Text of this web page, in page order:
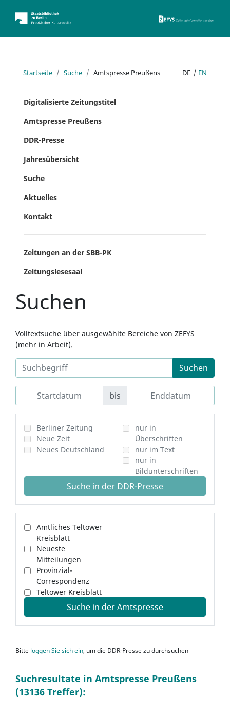
Startseite Suche Amtspresse Preußens DE | EN
Digitalisierte Zeitungstitel
Amtspresse Preußens
DDR-Presse
Jahresübersicht
Suche
Aktuelles
Kontakt
Zeitungen an der SBB-PK
Zeitungslesesaal
Suchen
Volltextsuche über ausgewählte Bereiche von ZEFYS
(mehr in Arbeit).
Suchen
bis
Berliner Zeitung
Neue Zeit
Neues Deutschland
nur in
Überschriften
nur im Text
nur in
Bildunterschriften
Suche in der DDR-Presse
Amtliches Teltower
Kreisblatt
Neueste
Mitteilungen
Provinzial-
Correspondenz
Teltower Kreisblatt
Suche in der Amtspresse
Bitte loggen Sie sich ein, um die DDR-Presse zu durchsuchen
Suchresultate in Amtspresse Preußens
(13136 Treffer):